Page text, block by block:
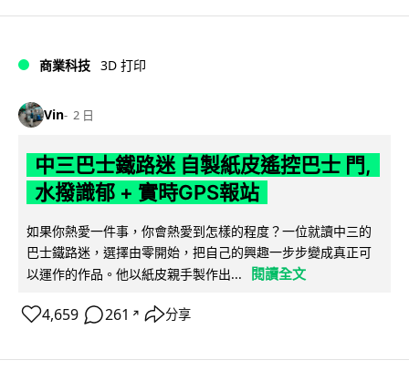
商業科技 3D 打印
Vin 2 日
中三巴士鐵路迷 自製紙皮遙控巴士 門,
水撥識郁 + 實時GPS報站
如果你熱愛一件事，你會熱愛到怎樣的程度？一位就讀中三的
巴士鐵路迷，選擇由零開始，把自己的興趣一步步變成真正可
以運作的作品。他以紙皮親手製作出...
閱讀全文
4,659 261 ↗ 分享